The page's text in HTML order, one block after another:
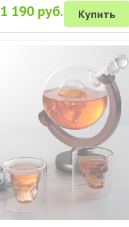
1 190 руб. Купить